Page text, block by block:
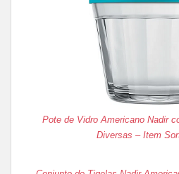
Pote de Vidro Americano Nadir
Diversas – Item